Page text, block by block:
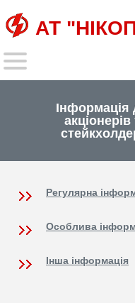
АТ
Інформація
акціонерів
Регулярна
Особлива
Інша інформація